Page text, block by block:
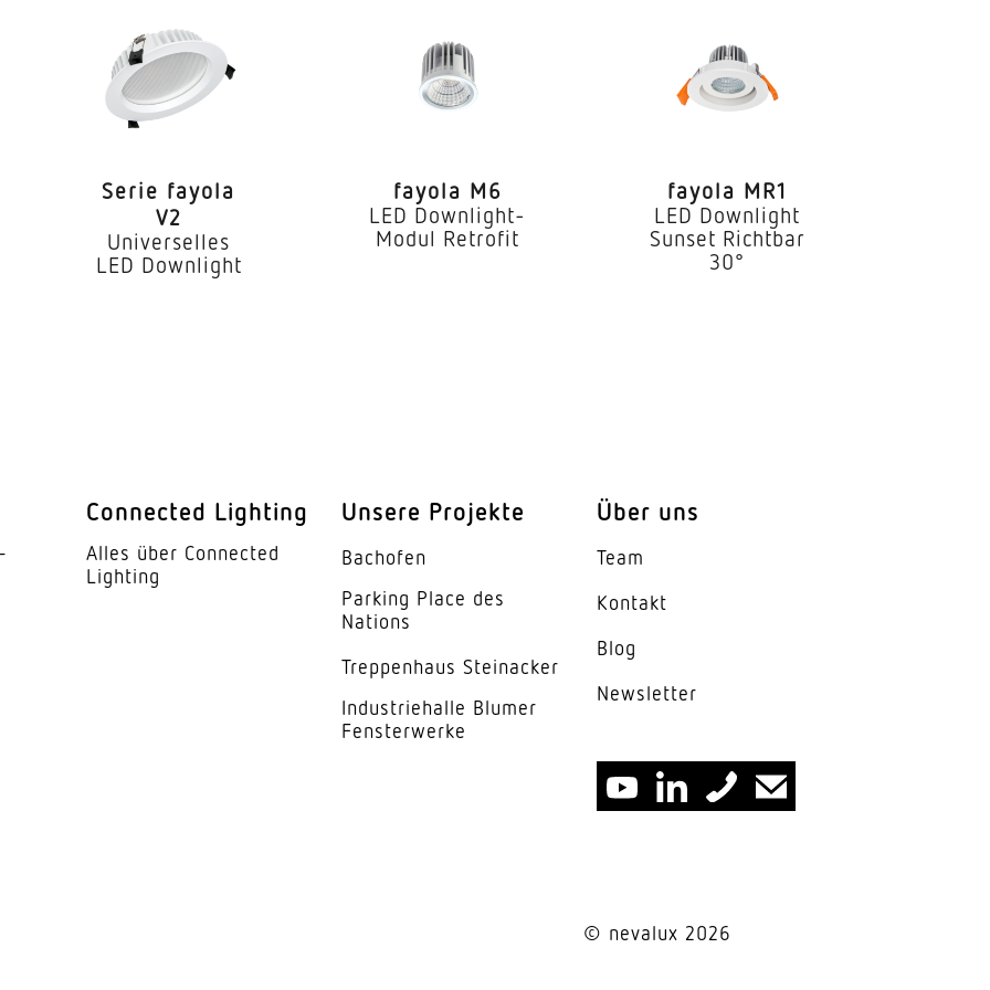
IP65
60°
G
5 Jahre
Serie fayola
V2
Universelles
LED Downlight
fayola M6
LED Downlight-
Modul Retrofit
fayola MR1
LED Downlight
Sunset Richtbar
30°
Connected Lighting
Alles über Connected
Lighting
Unsere Projekte
Bachofen
Parking Place des
Nations
Trep­penhaus Steinacker
Indus­trie­halle Blumer
Fensterwerke
Über uns
Team
Kontakt
Blog
News­letter
© nevalux 2026